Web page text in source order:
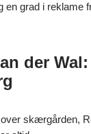
en grad i reklame
der
skærgården,